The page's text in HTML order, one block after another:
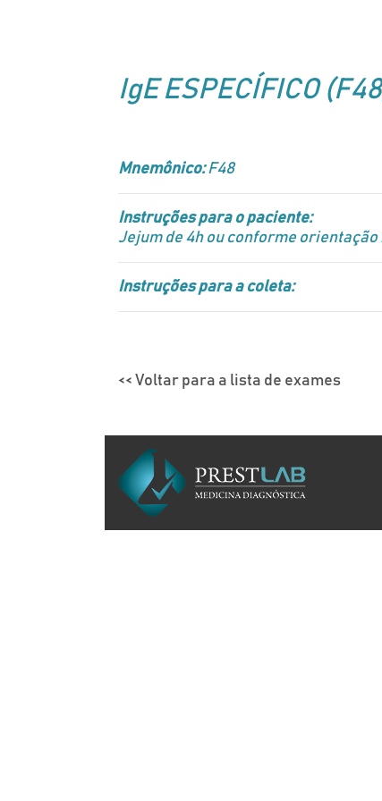
IgE ESPECÍFICO
Mnemônico:F48
Instruções para o paciente:
Jejum de 4h ou conforme orientação
Instruções para a coleta:
<< Voltar para a lista de exames